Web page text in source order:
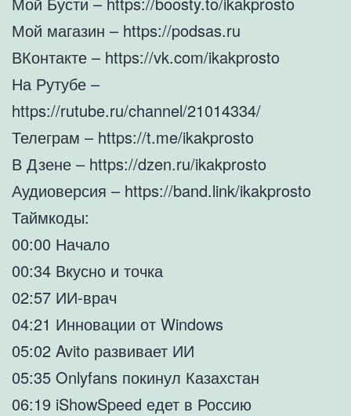
Мой магазин – https://podsas.ru
ВКонтакте – https://vk.com/ikakprosto
На Рутубе –
https://rutube.ru/channel/21014334/
Телеграм – https://t.me/ikakprosto
В Дзене – https://dzen.ru/ikakprosto
Аудиоверсия – https://band.link/ikakprosto
Таймкоды:
00:00 Начало
00:34 Вкусно и точка
02:57 ИИ-врач
04:21 Инновации от Windows
05:02 Avito развивает ИИ
05:35 Onlyfans покинул Казахстан
06:19 iShowSpeed едет в Россию